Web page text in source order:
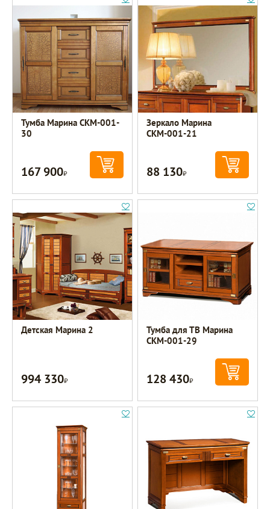
Тумба Марина СКМ-001-
30
167 900Р
Зеркало Марина
СКМ-001-21
88 130Р
Детская Марина 2
994 330Р
Тумба для ТВ Марина
СКМ-001-29
128 430Р